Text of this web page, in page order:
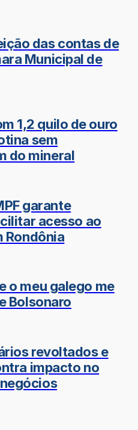
das contas de
Municipal de
1,2 quilo de ouro
sem
do mineral
garante
acesso ao
Rondônia
o meu galego me
Bolsonaro
revoltados e
impacto no